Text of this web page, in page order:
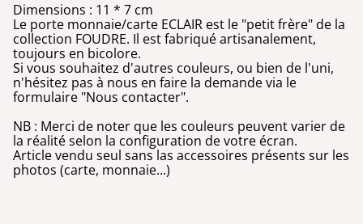
Dimensions : 11 * 7 cm
Le porte monnaie/carte ECLAIR est le "petit frère" de la
collection FOUDRE. Il est fabriqué artisanalement,
toujours en bicolore.
Si vous souhaitez d'autres couleurs, ou bien de l'uni,
n'hésitez pas à nous en faire la demande via le
formulaire "Nous contacter".
NB : Merci de noter que les couleurs peuvent varier de
la réalité selon la configuration de votre écran.
Article vendu seul sans las accessoires présents sur les
photos (carte, monnaie...)